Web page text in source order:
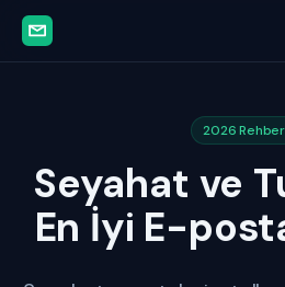
2026
Seyahat ve
En İyi E-